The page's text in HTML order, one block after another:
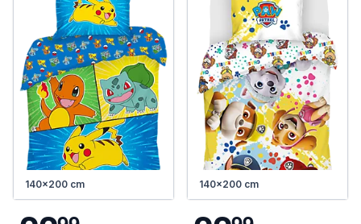
140x200 cm 140x200 cm